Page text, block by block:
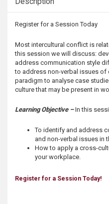
Description
Register for a Session Today
Most intercultural conflict is
this session we will discuss:
address communication style
to address non-verbal issues
paradigm to analyse case
culture that may be present in
Learning Objective –In this
To identify and address
and non-verbal issues in
How to apply a cross-
your workplace.
Register for a Session Today!